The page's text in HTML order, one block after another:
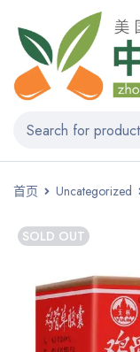
首页 Uncategorized
SOLD OUT